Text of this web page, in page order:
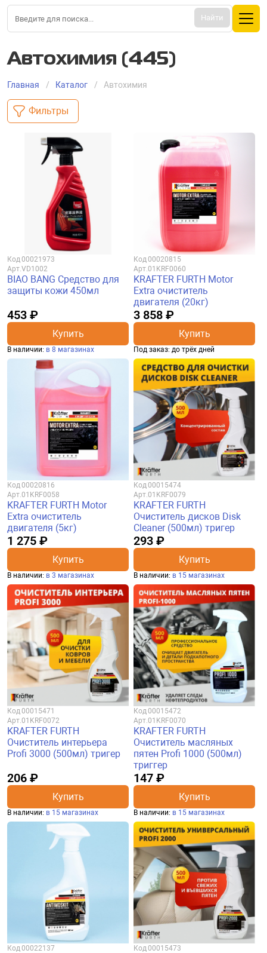
Найти
Автохимия (445)
Главная Каталог Автохимия
Фильтры
Код00021973
Арт.VD1002
BIAO BANG Средство для
защиты кожи 450мл
453 ₽
Купить
В наличии: в 8 магазинах
Код00020815
Арт.01KRF0060
KRAFTER FURTH Motor
Extra очиститель
двигателя (20кг)
3 858 ₽
Купить
Под заказ: до трёх дней
Код00020816
Арт.01KRF0058
KRAFTER FURTH Motor
Extra очиститель
двигателя (5кг)
1 275 ₽
Купить
В наличии: в 3 магазинах
Код00015474
Арт.01KRF0079
KRAFTER FURTH
Очиститель дисков Disk
Cleaner (500мл) тригер
293 ₽
Купить
В наличии: в 15 магазинах
Код00015471
Арт.01KRF0072
KRAFTER FURTH
Очиститель интерьера
Profi 3000 (500мл) тригер
206 ₽
Купить
В наличии: в 15 магазинах
Код00015472
Арт.01KRF0070
KRAFTER FURTH
Очиститель масляных
пятен Profi 1000 (500мл)
триггер
147 ₽
Купить
В наличии: в 15 магазинах
Код00022137
Код00015473